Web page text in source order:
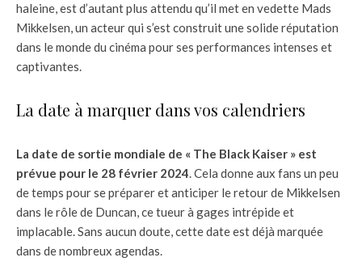
haleine, est d’autant plus attendu qu’il met en vedette Mads
Mikkelsen, un acteur qui s’est construit une solide réputation
dans le monde du cinéma pour ses performances intenses et
captivantes.
La date à marquer dans vos calendriers
La date de sortie mondiale de « The Black Kaiser » est
prévue pour le 28 février 2024. Cela donne aux fans un peu
de temps pour se préparer et anticiper le retour de Mikkelsen
dans le rôle de Duncan, ce tueur à gages intrépide et
implacable. Sans aucun doute, cette date est déjà marquée
dans de nombreux agendas.